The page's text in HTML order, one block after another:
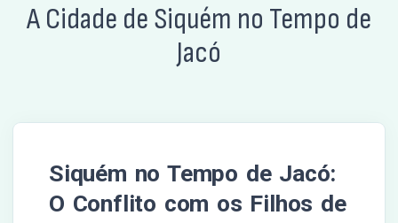
A Cidade de Siquém no Tempo de
Jacó
Siquém no Tempo de Jacó:
O Conflito com os Filhos de